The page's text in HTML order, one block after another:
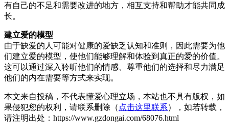
有自己的不足和需要改进的地方，相互支持和帮助才能共同成
长。
建立爱的模型
由于缺爱的人可能对健康的爱缺乏认知和准则，因此需要为他
们建立爱的模型，使他们能够理解和体验到真正的爱的价值。
这可以通过深入聆听他们的情感、尊重他们的选择和尽力满足
他们的内在需要等方式来实现。
本文来自投稿，不代表懂爱心理立场，本站也不具有版权，如
果侵犯您的权利，请联系删除（ 点击这里联系），如若转载，
请注明出处：https://www.gzdongai.com/68076.html